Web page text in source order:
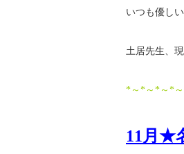
いつも優し
土居先生、
*～*～*～*
11月★